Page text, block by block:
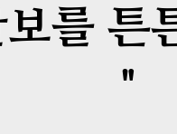
를 튼
"